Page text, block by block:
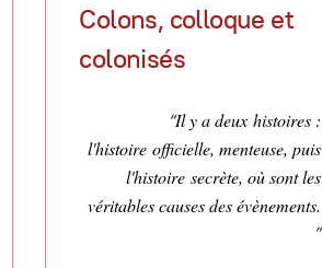
Colons, colloque et
colonisés
Il y a deux histoires :
l'histoire officielle, menteuse, puis
l'histoire secrète, où sont les
véritables causes des évènements.